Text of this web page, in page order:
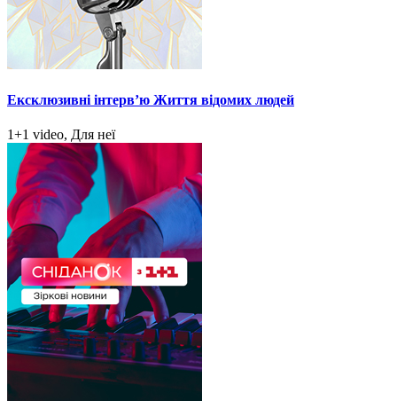
Ексклюзивні інтерв’ю Життя відомих людей
1+1 video, Для неї